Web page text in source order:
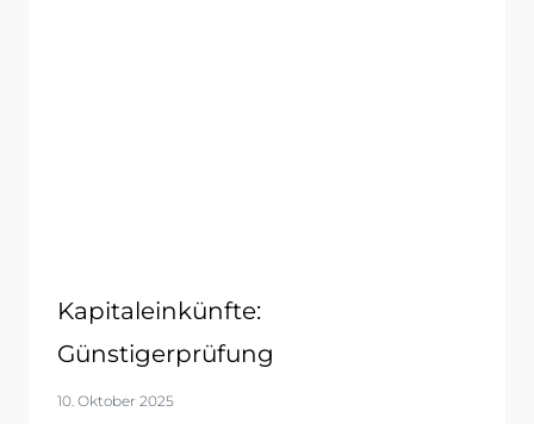
Kapitaleinkünfte:
Günstigerprüfung
10. Oktober 2025